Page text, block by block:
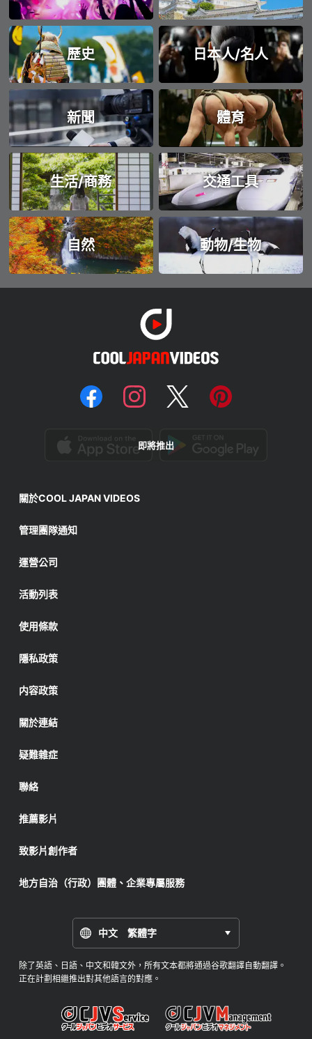
歷史 日本人/名人
新聞 體育
生活/商務 交通工具
自然 動物/生物
即將推出
關於COOL JAPAN VIDEOS
管理團隊通知
運營公司
活動列表
使用條款
隱私政策
内容政策
關於連結
疑難雜症
聯絡
推薦影片
致影片創作者
地方自治（行政）團體、企業專屬服務
中文 繁體字
除了英語、日語、中文和韓文外，所有文本都將通過谷歌翻譯自動翻譯。
正在計劃相繼推出對其他語言的對應。